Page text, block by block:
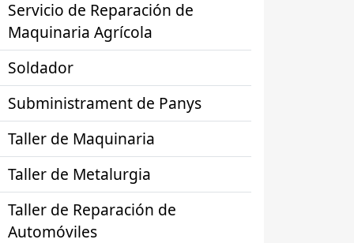
Servicio de Reparación de
Maquinaria Agrícola
Soldador
Subministrament de Panys
Taller de Maquinaria
Taller de Metalurgia
Taller de Reparación de
Automóviles